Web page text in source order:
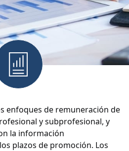
enfoques de remuneración de
y subprofesional, y
la información
plazos de promoción. Los